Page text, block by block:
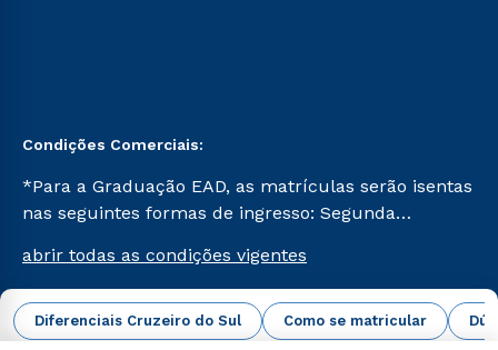
Diferenciais Cruzeiro do Sul Como se matricular
Condições Comerciais:
*Para a Graduação EAD, as matrículas serão isentas
nas seguintes formas de ingresso: Segunda
Já para as demais, a taxa de matrícula será de R$
49. *Para a Pós-graduação EAD, as ofertas
mencionadas são referentes aos cursos: Ensino
abrir todas as condições vigentes
Campus Virtual Cruzeiro do Sul Educacional © 2026 -